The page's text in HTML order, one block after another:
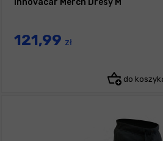
Innovacar Merch Dresy M
121,99 zł
do